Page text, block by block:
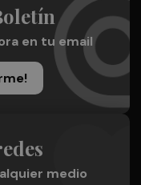
en tu email
medio